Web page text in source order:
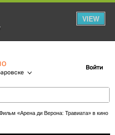
VIEW
Войти
«Арена ди Верона: Травиата» в кинотеатрах Хабаровска. Купить билеты!